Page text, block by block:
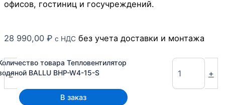
офисов, гостиниц и госучреждений.
28 990,00 ₽ с НДС без учета доставки и монтажа
-
товара Тепловентилятор
BALLU BHP-W4-15-S
+
В заказ